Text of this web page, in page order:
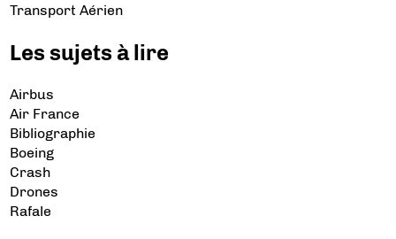
Transport Aérien
Les sujets à lire
Airbus
Air France
Bibliographie
Boeing
Crash
Drones
Rafale